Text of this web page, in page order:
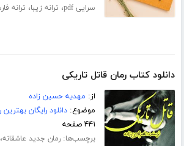
سرایی pdf
، ترانه زیبا، ترانه
دانلود کتاب رمان قاتل تاریکی
از: مهدیه حسین زاده
موضوع:دانلود رایگان بهترین
۴۴۱ صفحه
برچسب‌ها:رمان جدید عاشقانه